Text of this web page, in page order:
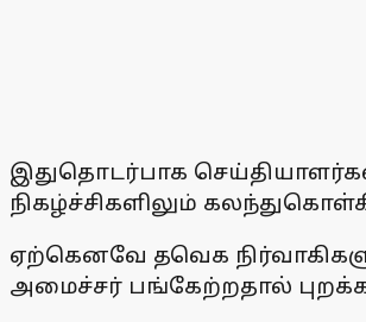
இதுதொடர்பாக
நிகழ்ச்சிகளிலும்
ஏற்கெனவே தவெக
அமைச்சர் பங்கேற்றதால்